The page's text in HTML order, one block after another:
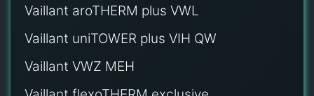
Vaillant aroTHERM plus VWL
Vaillant uniTOWER plus VIH QW
Vaillant VWZ MEH